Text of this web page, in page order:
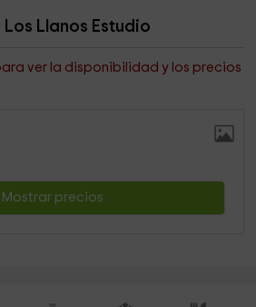
Llanos Estudio
ver la disponibilidad y los precios
Mostrar precios